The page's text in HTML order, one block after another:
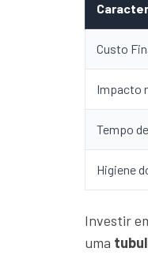
Custo
Impacto
Tempo
Higiene
Investir
uma